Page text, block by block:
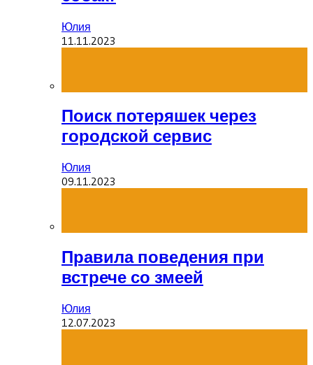
Юлия
11.11.2023
Поиск потеряшек через
городской сервис
Юлия
09.11.2023
Правила поведения при
встрече со змеей
Юлия
12.07.2023